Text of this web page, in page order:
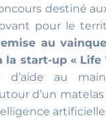
destiné
pour le
au
la start-up « Life
d’aide au
d’un